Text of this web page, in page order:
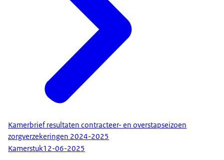
Kamerbrief resultaten contracteer- en overstapseizoen
zorgverzekeringen 2024-2025
Kamerstuk12-06-2025